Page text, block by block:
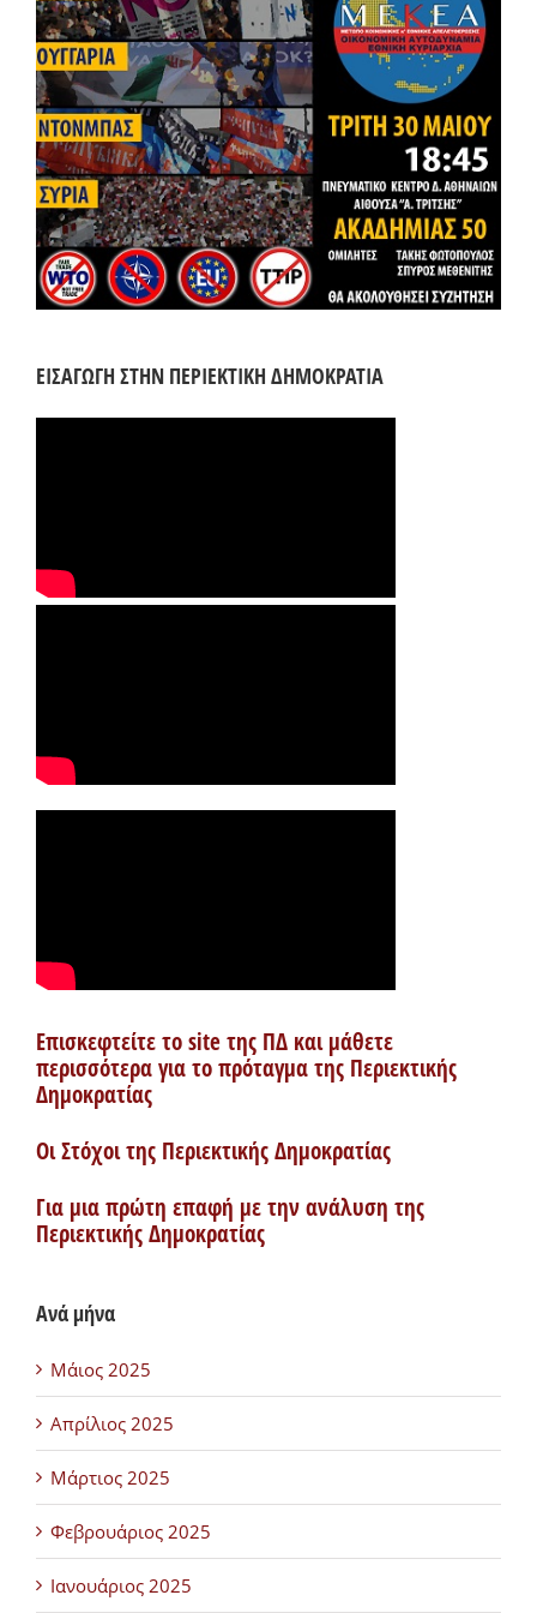
ΕΙΣΑΓΩΓΗ ΣΤΗΝ ΠΕΡΙΕΚΤΙΚΗ ΔΗΜΟΚΡΑΤΙΑ
Επισκεφτείτε το site της ΠΔ και μάθετε
περισσότερα για το πρόταγμα της Περιεκτικής
Δημοκρατίας
Οι Στόχοι της Περιεκτικής Δημοκρατίας
Για μια πρώτη επαφή με την ανάλυση της
Περιεκτικής Δημοκρατίας
Ανά μήνα
Μάιος 2025
Απρίλιος 2025
Μάρτιος 2025
Φεβρουάριος 2025
Ιανουάριος 2025